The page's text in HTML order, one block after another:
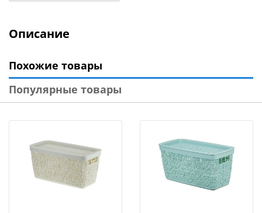
Описание
Похожие товары
Популярные товары